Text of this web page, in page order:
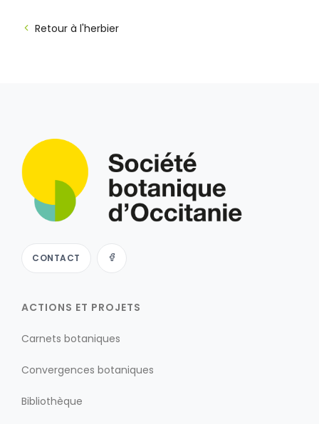
Retour à l'herbier
CONTACT
ACTIONS ET PROJETS
Carnets botaniques
Convergences botaniques
Bibliothèque